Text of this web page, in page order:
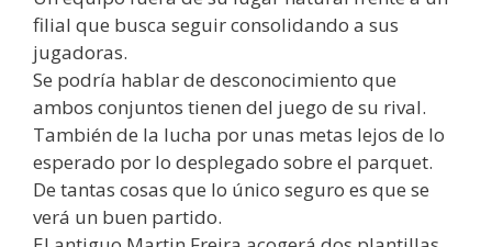
filial que busca seguir consolidando a sus
jugadoras.
Se podría hablar de desconocimiento que
ambos conjuntos tienen del juego de su rival.
También de la lucha por unas metas lejos de lo
esperado por lo desplegado sobre el parquet.
De tantas cosas que lo único seguro es que se
verá un buen partido.